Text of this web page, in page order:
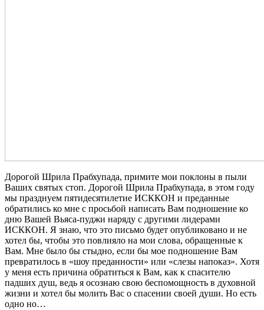
Дорогой Шрила Прабхупада, примите мои поклоны в пыли
Ваших святых стоп. Дорогой Шрила Прабхупада, в этом году
мы празднуем пятидесятилетие ИСККОН и преданные
обратились ко мне с просьбой написать Вам подношение ко
дню Вашей Вьяса-пуджи наряду с другими лидерами
ИСККОН. Я знаю, что это письмо будет опубликовано и не
хотел бы, чтобы это повлияло на мои слова, обращенные к
Вам. Мне было бы стыдно, если бы мое подношение Вам
превратилось в «шоу преданности» или «слезы напоказ». Хотя
у меня есть причина обратиться к Вам, как к спасителю
падших душ, ведь я осознаю свою беспомощность в духовной
жизни и хотел бы молить Вас о спасении своей души. Но есть
одно но…